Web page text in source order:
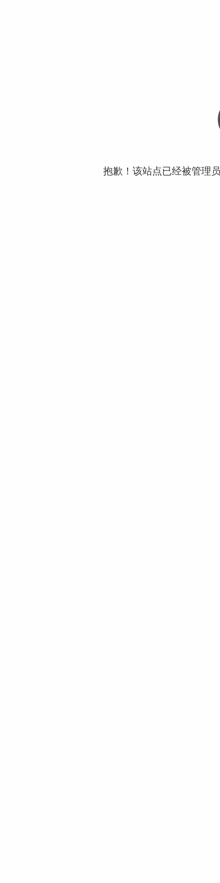
抱歉！该站点已经被管理